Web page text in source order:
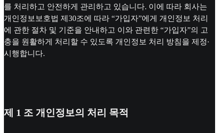
를 처리하고 안전하게 관리하고 있습니다. 이에 따라 회사는
개인정보보호법 제30조에 따라 “가입자”에게 개인정보 처리
에 관한 절차 및 기준을 안내하고 이와 관련한 “가입자”의 고
충을 원활하게 처리할 수 있도록 개인정보 처리 방침을 제정∙
시행합니다.
제 1 조 개인정보의 처리 목적